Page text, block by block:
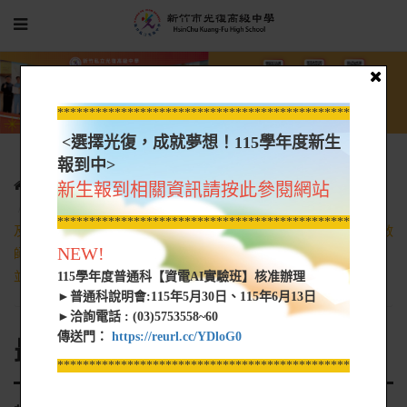
光復新聞
最新消息
轉知-國立臺北科技大學函-檢送本校與國立成功大學智慧半導體
及永續製造學院辦理115年「沉浸式VR應用於高功率元件設計檢測教
師研習營」課程資訊（詳如說明），敬邀貴校教師踴躍報名參加，
並請協助公告，請查照。
最新消息
*****************************************************
<選擇光復，成就夢想！115學年度新生
報到中>
新生報到相關資訊請按此參閱網站
*****************************************************
NEW!
115學年度普通科【資電AI實驗班】核准辦理
►普通科說明會:115年5月30日、115年6月13日
►洽詢電話 : (03)5753558~60
傳送門： https://reurl.cc/YDloG0
*****************************************************